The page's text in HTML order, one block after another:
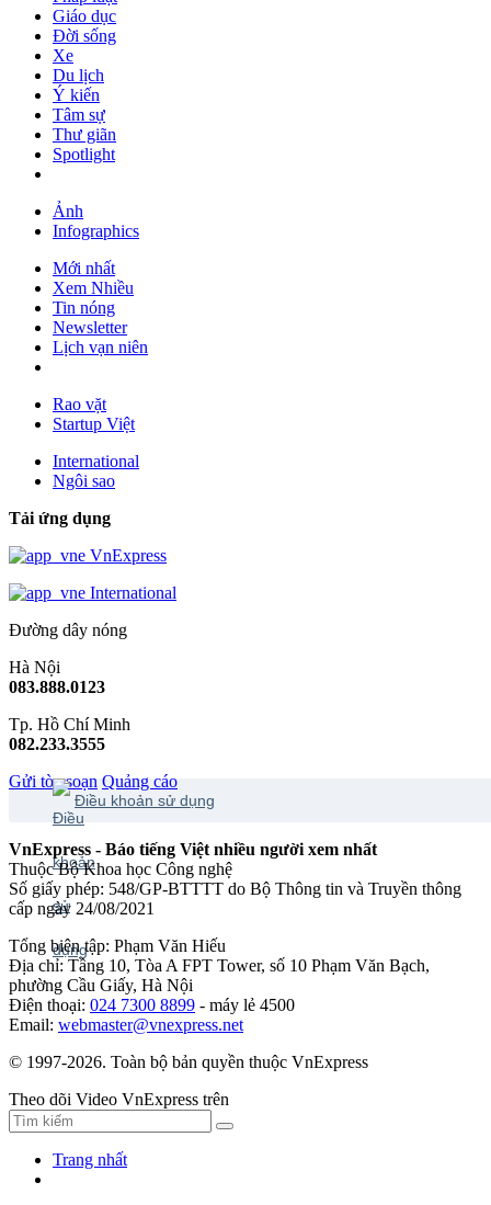
Giáo dục
Đời sống
Xe
Du lịch
Ý kiến
Tâm sự
Thư giãn
Spotlight
Ảnh
Infographics
Mới nhất
Xem Nhiều
Tin nóng
Newsletter
Lịch vạn niên
Rao vặt
Startup Việt
International
Ngôi sao
Tải ứng dụng
VnExpress
International
Đường dây nóng
Hà Nội
083.888.0123
Tp. Hồ Chí Minh
082.233.3555
Gửi tòa soạn Quảng cáo
Điều khoản sử dụng
VnExpress - Báo tiếng Việt nhiều người xem nhất
Thuộc Bộ Khoa học Công nghệ
Số giấy phép: 548/GP-BTTTT do Bộ Thông tin và Truyền thông
cấp ngày 24/08/2021
Tổng biên tập: Phạm Văn Hiếu
Địa chỉ: Tầng 10, Tòa A FPT Tower, số 10 Phạm Văn Bạch,
phường Cầu Giấy, Hà Nội
Điện thoại: 024 7300 8899 - máy lẻ 4500
Email: webmaster@vnexpress.net
© 1997-2026. Toàn bộ bản quyền thuộc VnExpress
Theo dõi Video VnExpress trên
Trang nhất